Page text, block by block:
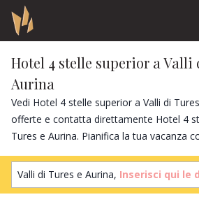
Hotel 4 stelle superior a Valli
Aurina
Vedi Hotel 4 stelle superior a Valli di
offerte e contatta direttamente Hotel 4
Tures e Aurina. Pianifica la tua vacanza
Valli di Tures e Aurina, Inserisci qui le